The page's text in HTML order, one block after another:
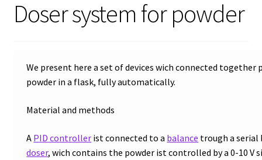
Allergene Analyse
Autoklave
Doser system for powder
We present here a set of devices wich connected
powder in a flask, fully automatically.
Material and methods
A PID controller ist connected to a balance trough a serial
doser, wich contains the powder ist controlled by a 0-10 V